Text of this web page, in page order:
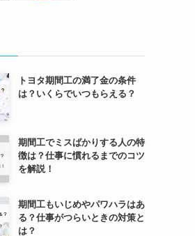
トヨタ期間工の満了金の条件
は？いくらでいつもらえる？
期間工でミスばかりする人の特
徴は？仕事に慣れるまでのコツ
を解説！
期間工もいじめやパワハラはあ
る？仕事がつらいときの対策と
は？